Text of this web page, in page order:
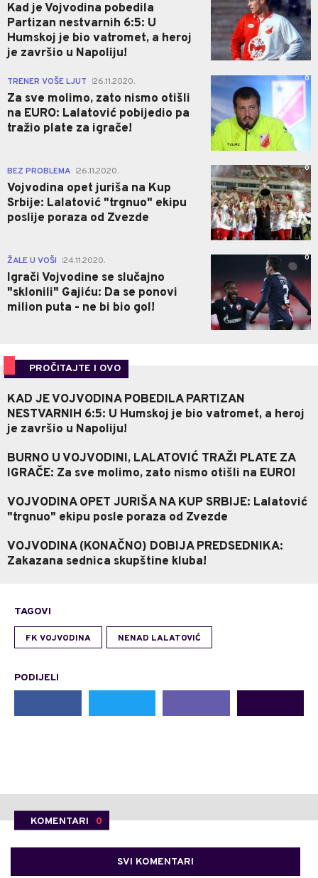
Kad je Vojvodina pobedila
Partizan nestvarnih 6:5: U
Humskoj je bio vatromet, a heroj
je završio u Napoliju!
TRENER VOŠE LJUT 26.11.2020.
Za sve molimo, zato nismo otišli
na EURO: Lalatović pobijedio pa
tražio plate za igrače!
0
BEZ PROBLEMA 26.11.2020.
Vojvodina opet juriša na Kup
Srbije: Lalatović "trgnuo" ekipu
poslije poraza od Zvezde
0
ŽALE U VOŠI 24.11.2020.
Igrači Vojvodine se slučajno
"sklonili" Gajiću: Da se ponovi
milion puta - ne bi bio gol!
0
PROČITAJTE I OVO
KAD JE VOJVODINA POBEDILA PARTIZAN
NESTVARNIH 6:5: U Humskoj je bio vatromet, a heroj
je završio u Napoliju!
BURNO U VOJVODINI, LALATOVIĆ TRAŽI PLATE ZA
IGRAČE: Za sve molimo, zato nismo otišli na EURO!
VOJVODINA OPET JURIŠA NA KUP SRBIJE: Lalatović
"trgnuo" ekipu posle poraza od Zvezde
VOJVODINA (KONAČNO) DOBIJA PREDSEDNIKA:
Zakazana sednica skupštine kluba!
TAGOVI
FK VOJVODINA NENAD LALATOVIĆ
PODIJELI
KOMENTARI 0
SVI KOMENTARI